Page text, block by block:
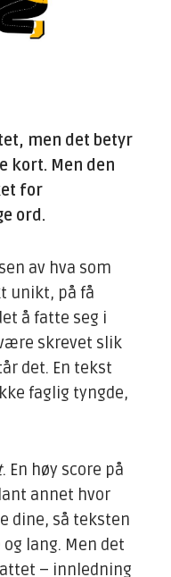
men det betyr
kort. Men den
for
ord.
av hva som
unikt, på få
å fatte seg i
skrevet slik
det. En tekst
faglig tyngde,
. En høy score på
annet hvor
dine, så teksten
lang. Men det
– innledning